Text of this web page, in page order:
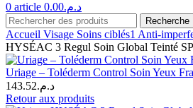
0 article د.م.0.00
Recherche
Accueil Visage Soins ciblés1 Anti-
HYSÉAC 3 Regul Soin Global Teinté
Uriage – Toléderm Control Soin Yeux
د.م.143.52
Retour aux produits